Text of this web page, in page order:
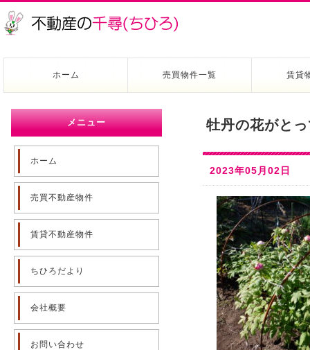
ホーム 売買物件一覧 賃貸
メニュー
ホーム
売買不動産物件
賃貸不動産物件
ちひろだより
会社概要
お問い合わせ
牡丹の花がと
2023年05月02日